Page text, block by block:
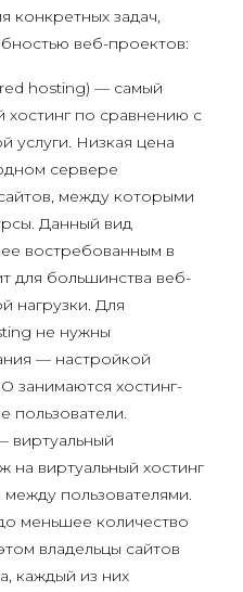
конкретных задач,
веб-проектов:
hosting) — самый
по сравнению с
услуги. Низкая цена
сервере
между которыми
Данный вид
востребованным в
для большинства веб-
нагрузки. Для
не нужны
— настройкой
занимаются хостинг-
пользователи.
виртуальный
виртуальный хостинг
пользователями.
меньшее количество
владельцы сайтов
каждый из них